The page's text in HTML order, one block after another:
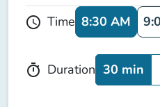
schedule Time 8:30 AM
timer Duration 30 min